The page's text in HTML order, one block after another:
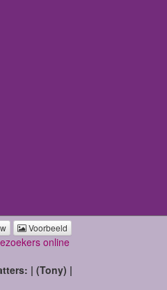
Voorbeeld
online
| (Tony) |